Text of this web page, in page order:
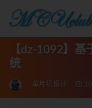
【dz-1092】
统
单片机设计